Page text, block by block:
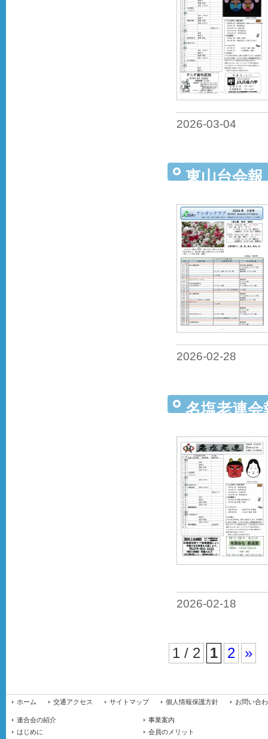
2026-03-04
東山台会報
2026-02-28
名塩老連会
2026-02-18
1 / 2 1 2 »
ホーム 交通アクセス サイトマップ 個人情報保護方針 お問い合
連合会の紹介
はじめに
事業案内
会員のメリット